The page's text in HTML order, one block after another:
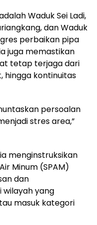
Waduk Sei Ladi,
dan Waduk
perbaikan pipa
juga memastikan
tetap terjaga dari
hingga kontinuitas
persoalan
stres area,”
menginstruksikan
Minum (SPAM)
dan
yang
masuk kategori